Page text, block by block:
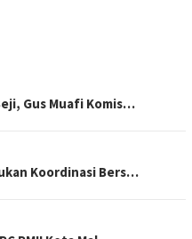
Gus Muafi Komis…
Koordinasi Bers…